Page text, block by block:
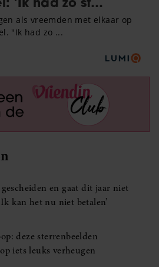
en gaat dit jaar niet
kan het nu niet betalen’
deze sterrenbeelden
iets leuks verheugen